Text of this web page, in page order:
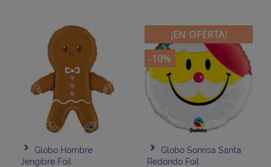
Globo Hombre
Jengibre Foil
Globo Sonrisa Santa
Redondo Foil
¡EN OFERTA!
-10%